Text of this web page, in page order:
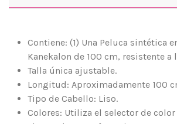
Contiene: (1) Una Peluca sintética
Kanekalon de 100 cm, resistente a
Talla única ajustable.
Longitud: Aproximadamente 100
Tipo de Cabello: Liso.
Colores: Utiliza el selector de